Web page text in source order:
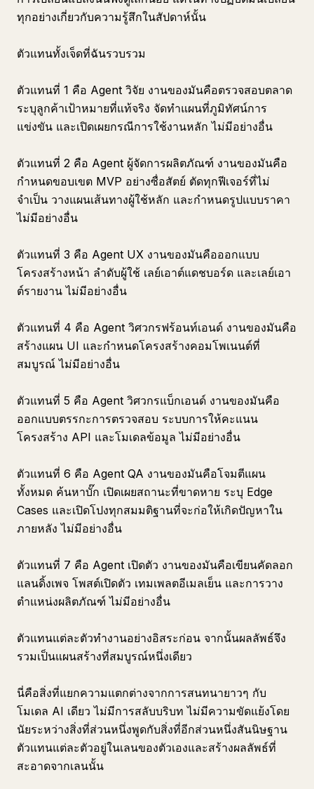
ทุกอย่างเกี่ยวกับความรู้สึกในสัปดาห์นั้น
ตัวแทนทั้งเจ็ดที่ฉันรวบรวม
ตัวแทนที่ 1 คือ Agent วิจัย งานของมันคือตรวจสอบตลาด
ระบุลูกค้าเป้าหมายที่แท้จริง จัดทำแผนที่ภูมิทัศน์การ
แข่งขัน และเปิดเผยกรณีการใช้งานหลัก ไม่มีอย่างอื่น
ตัวแทนที่ 2 คือ Agent ผู้จัดการผลิตภัณฑ์ งานของมันคือ
กำหนดขอบเขต MVP อย่างซื่อสัตย์ ตัดทุกฟีเจอร์ที่ไม่
จำเป็น วางแผนเส้นทางผู้ใช้หลัก และกำหนดรูปแบบราคา
ไม่มีอย่างอื่น
ตัวแทนที่ 3 คือ Agent UX งานของมันคือออกแบบ
โครงสร้างหน้า ลำดับผู้ใช้ เลย์เอาต์แดชบอร์ด และเลย์เอา
ต์รายงาน ไม่มีอย่างอื่น
ตัวแทนที่ 4 คือ Agent วิศวกรฟร้อนท์เอนด์ งานของมันคือ
สร้างแผน UI และกำหนดโครงสร้างคอมโพเนนต์ที่
สมบูรณ์ ไม่มีอย่างอื่น
ตัวแทนที่ 5 คือ Agent วิศวกรแบ็กเอนด์ งานของมันคือ
ออกแบบตรรกะการตรวจสอบ ระบบการให้คะแนน
โครงสร้าง API และโมเดลข้อมูล ไม่มีอย่างอื่น
ตัวแทนที่ 6 คือ Agent QA งานของมันคือโจมตีแผน
ทั้งหมด ค้นหาบั๊ก เปิดเผยสถานะที่ขาดหาย ระบุ Edge
Cases และเปิดโปงทุกสมมติฐานที่จะก่อให้เกิดปัญหาใน
ภายหลัง ไม่มีอย่างอื่น
ตัวแทนที่ 7 คือ Agent เปิดตัว งานของมันคือเขียนคัดลอก
แลนดิ้งเพจ โพสต์เปิดตัว เทมเพลตอีเมลเย็น และการวาง
ตำแหน่งผลิตภัณฑ์ ไม่มีอย่างอื่น
ตัวแทนแต่ละตัวทำงานอย่างอิสระก่อน จากนั้นผลลัพธ์จึง
รวมเป็นแผนสร้างที่สมบูรณ์หนึ่งเดียว
นี่คือสิ่งที่แยกความแตกต่างจากการสนทนายาวๆ กับ
โมเดล AI เดียว ไม่มีการสลับบริบท ไม่มีความขัดแย้งโดย
นัยระหว่างสิ่งที่ส่วนหนึ่งพูดกับสิ่งที่อีกส่วนหนึ่งสันนิษฐาน
ตัวแทนแต่ละตัวอยู่ในเลนของตัวเองและสร้างผลลัพธ์ที่
สะอาดจากเลนนั้น